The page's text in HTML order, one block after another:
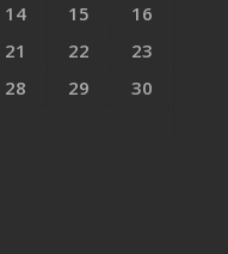
14 15
16
21 22
23
28 29
30